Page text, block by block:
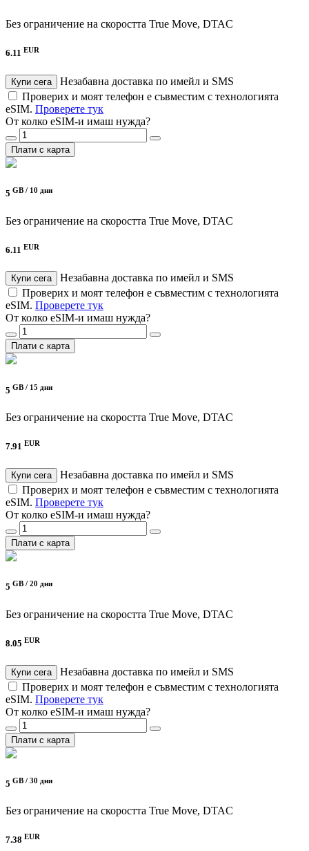
Без ограничение на скоростта True Move, DTAC
6.11 EUR
Купи сега
Незабавна доставка по имейл и SMS
Проверих и моят телефон е съвместим с технологията
eSIM. Проверете тук
От колко eSIM-и имаш нужда?
Плати с карта
5 GB / 10 дни
Без ограничение на скоростта True Move, DTAC
6.11 EUR
Купи сега
Незабавна доставка по имейл и SMS
Проверих и моят телефон е съвместим с технологията
eSIM. Проверете тук
От колко eSIM-и имаш нужда?
Плати с карта
5 GB / 15 дни
Без ограничение на скоростта True Move, DTAC
7.91 EUR
Купи сега
Незабавна доставка по имейл и SMS
Проверих и моят телефон е съвместим с технологията
eSIM. Проверете тук
От колко eSIM-и имаш нужда?
Плати с карта
5 GB / 20 дни
Без ограничение на скоростта True Move, DTAC
8.05 EUR
Купи сега
Незабавна доставка по имейл и SMS
Проверих и моят телефон е съвместим с технологията
eSIM. Проверете тук
От колко eSIM-и имаш нужда?
Плати с карта
5 GB / 30 дни
Без ограничение на скоростта True Move, DTAC
7.38 EUR